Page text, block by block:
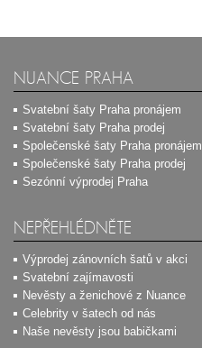
NUANCE PRAHA
Svatební šaty Praha pronájem
Svatební šaty Praha prodej
Společenské šaty Praha pronájem
Společenské šaty Praha prodej
Sezónní výprodej Praha
NEPŘEHLÉDNĚTE
Výprodej zánovních šatů v akci
Svatební zajímavosti
Nevěsty a ženichové z Nuance
Celebrity v šatech od nás
Naše nevěsty jsou babičkami